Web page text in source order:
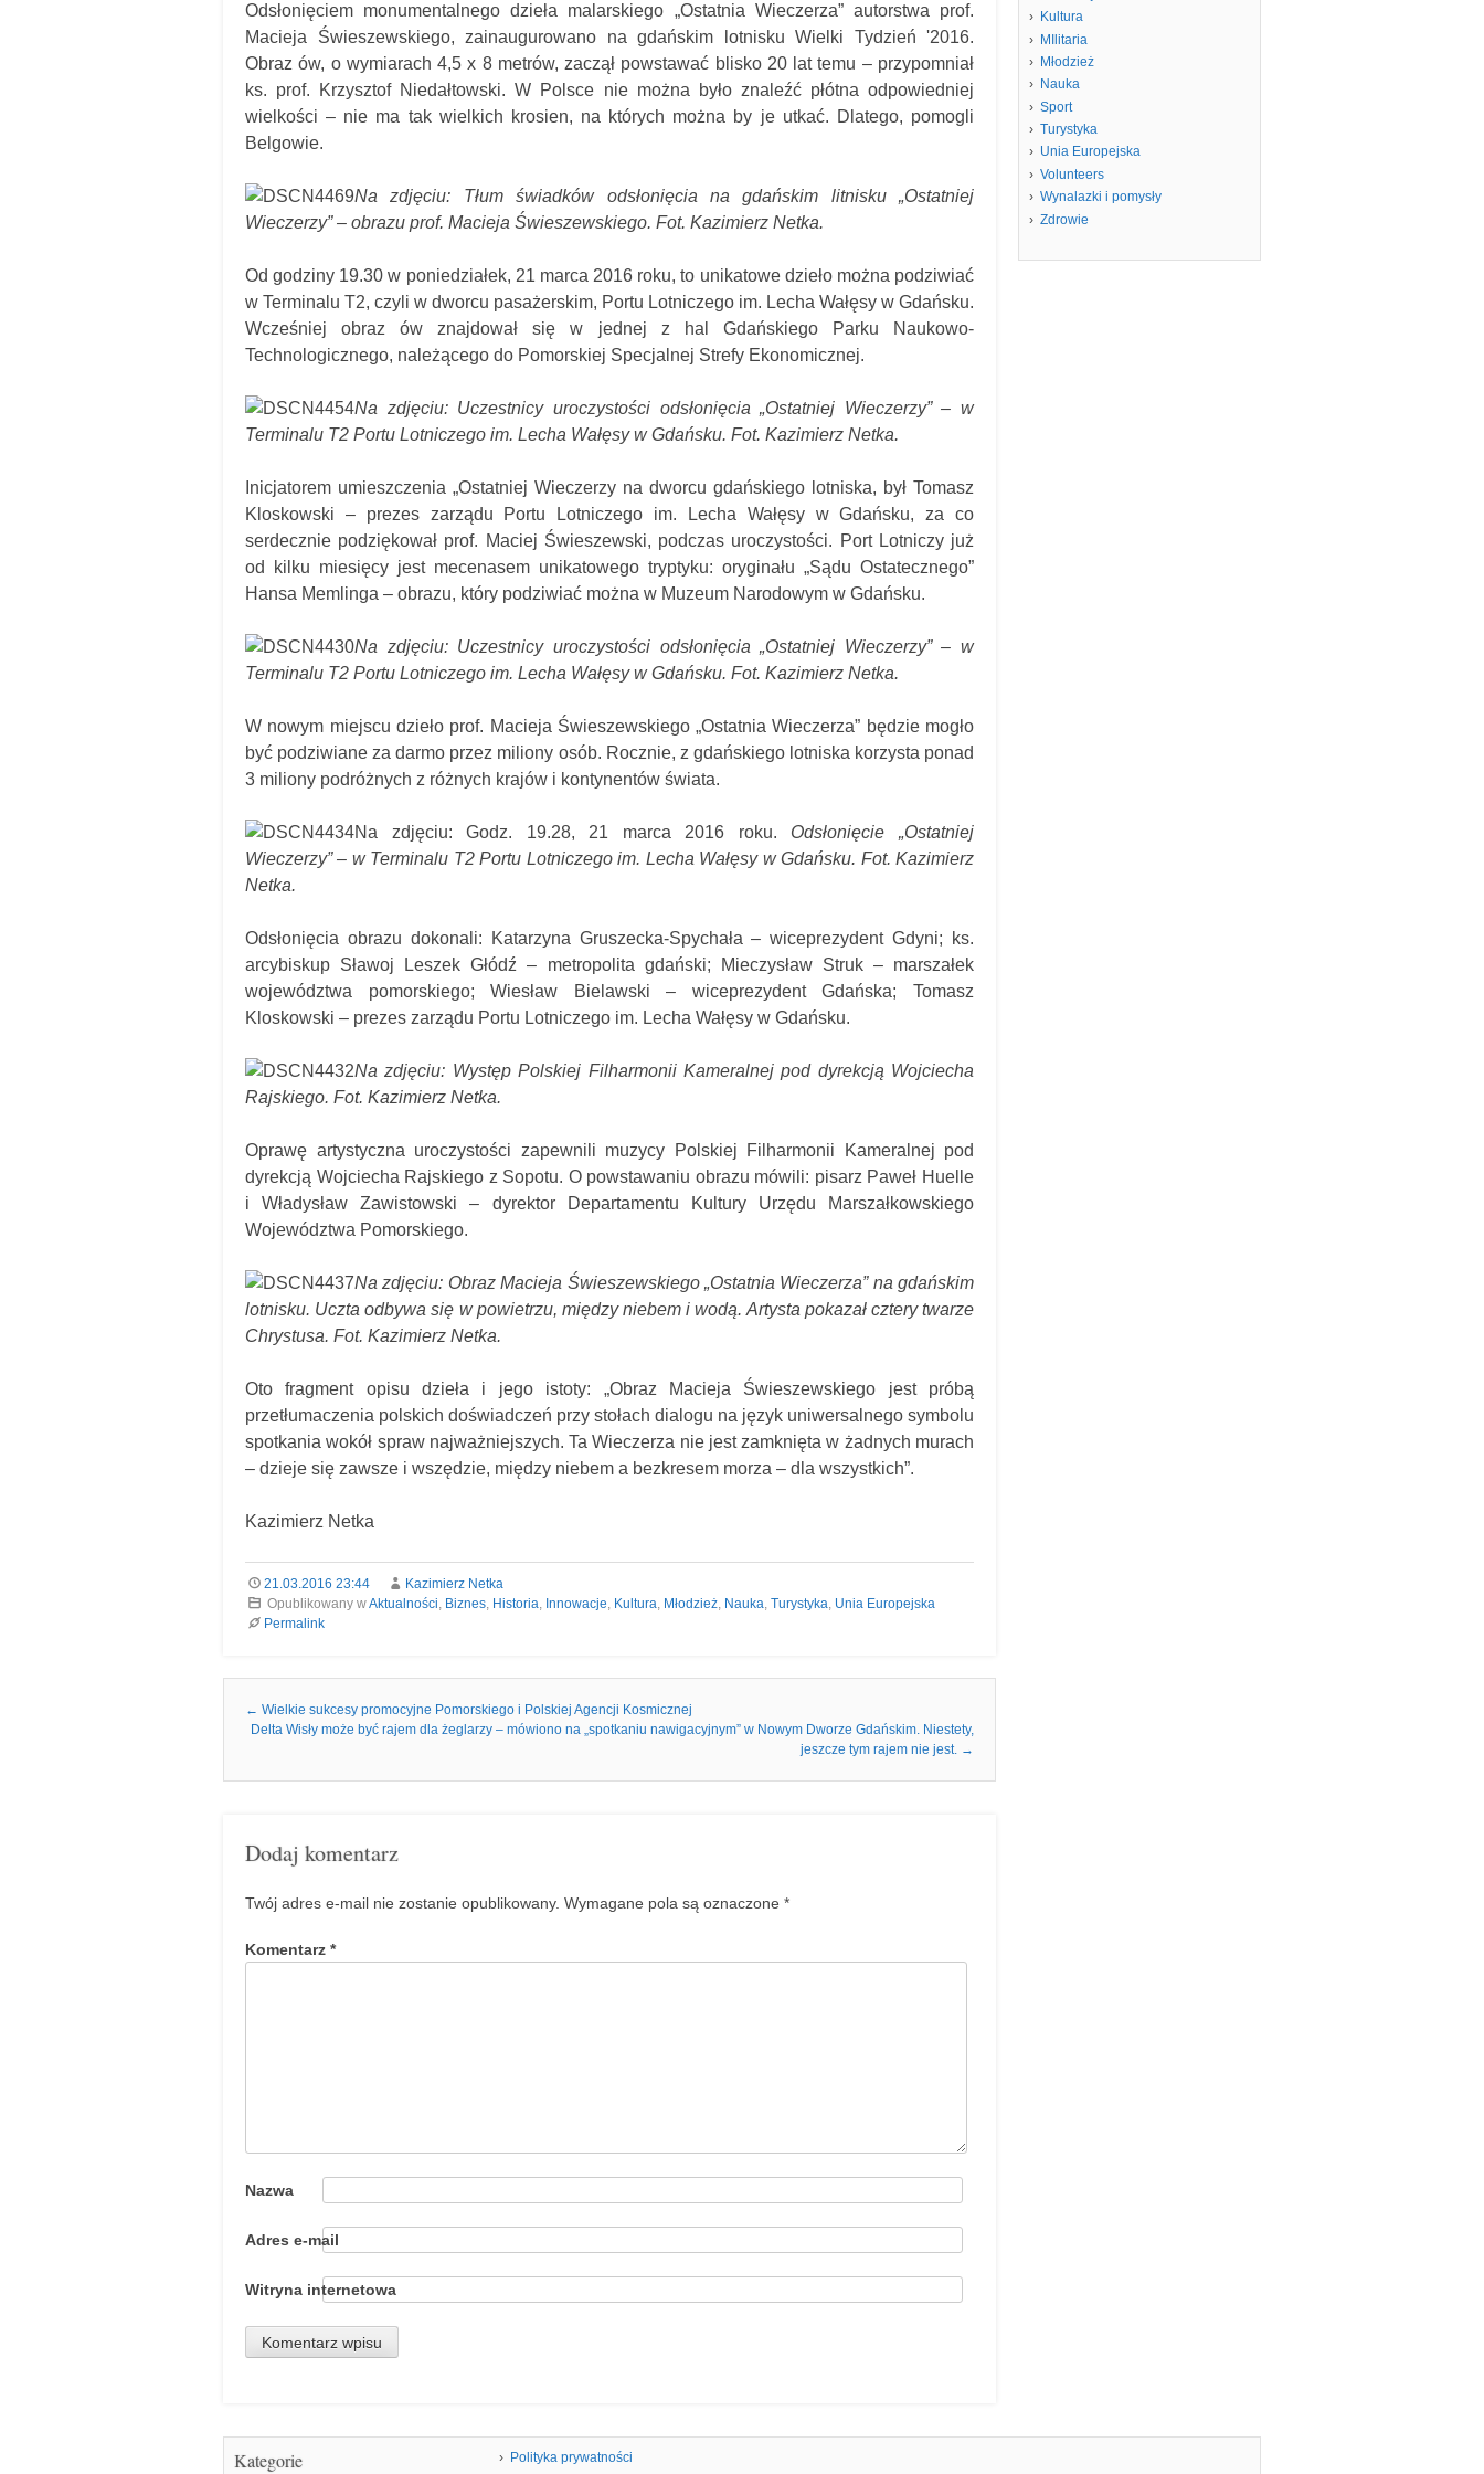
Odsłonięciem monumentalnego dzieła malarskiego „Ostatnia Wieczerza” autorstwa prof.
Macieja Świeszewskiego, zainaugurowano na gdańskim lotnisku Wielki Tydzień '2016.
Obraz ów, o wymiarach 4,5 x 8 metrów, zaczął powstawać blisko 20 lat temu – przypomniał
ks. prof. Krzysztof Niedałtowski. W Polsce nie można było znaleźć płótna odpowiedniej
wielkości – nie ma tak wielkich krosien, na których można by je utkać. Dlatego, pomogli
Belgowie.
Na zdjęciu: Tłum świadków odsłonięcia na gdańskim litnisku „Ostatniej
Wieczerzy” – obrazu prof. Macieja Świeszewskiego. Fot. Kazimierz Netka.
Od godziny 19.30 w poniedziałek, 21 marca 2016 roku, to unikatowe dzieło można podziwiać
w Terminalu T2, czyli w dworcu pasażerskim, Portu Lotniczego im. Lecha Wałęsy w Gdańsku.
Wcześniej obraz ów znajdował się w jednej z hal Gdańskiego Parku Naukowo-
Technologicznego, należącego do Pomorskiej Specjalnej Strefy Ekonomicznej.
Na zdjęciu: Uczestnicy uroczystości odsłonięcia „Ostatniej Wieczerzy” – w
Terminalu T2 Portu Lotniczego im. Lecha Wałęsy w Gdańsku. Fot. Kazimierz Netka.
Inicjatorem umieszczenia „Ostatniej Wieczerzy na dworcu gdańskiego lotniska, był Tomasz
Kloskowski – prezes zarządu Portu Lotniczego im. Lecha Wałęsy w Gdańsku, za co
serdecznie podziękował prof. Maciej Świeszewski, podczas uroczystości. Port Lotniczy już
od kilku miesięcy jest mecenasem unikatowego tryptyku: oryginału „Sądu Ostatecznego”
Hansa Memlinga – obrazu, który podziwiać można w Muzeum Narodowym w Gdańsku.
Na zdjęciu: Uczestnicy uroczystości odsłonięcia „Ostatniej Wieczerzy” – w
Terminalu T2 Portu Lotniczego im. Lecha Wałęsy w Gdańsku. Fot. Kazimierz Netka.
W nowym miejscu dzieło prof. Macieja Świeszewskiego „Ostatnia Wieczerza” będzie mogło
być podziwiane za darmo przez miliony osób. Rocznie, z gdańskiego lotniska korzysta ponad
3 miliony podróżnych z różnych krajów i kontynentów świata.
Na zdjęciu: Godz. 19.28, 21 marca 2016 roku. Odsłonięcie „Ostatniej
Wieczerzy” – w Terminalu T2 Portu Lotniczego im. Lecha Wałęsy w Gdańsku. Fot. Kazimierz
Netka.
Odsłonięcia obrazu dokonali: Katarzyna Gruszecka-Spychała – wiceprezydent Gdyni; ks.
arcybiskup Sławoj Leszek Głódź – metropolita gdański; Mieczysław Struk – marszałek
województwa pomorskiego; Wiesław Bielawski – wiceprezydent Gdańska; Tomasz
Kloskowski – prezes zarządu Portu Lotniczego im. Lecha Wałęsy w Gdańsku.
Na zdjęciu: Występ Polskiej Filharmonii Kameralnej pod dyrekcją Wojciecha
Rajskiego. Fot. Kazimierz Netka.
Oprawę artystyczna uroczystości zapewnili muzycy Polskiej Filharmonii Kameralnej pod
dyrekcją Wojciecha Rajskiego z Sopotu. O powstawaniu obrazu mówili: pisarz Paweł Huelle
i Władysław Zawistowski – dyrektor Departamentu Kultury Urzędu Marszałkowskiego
Województwa Pomorskiego.
Na zdjęciu: Obraz Macieja Świeszewskiego „Ostatnia Wieczerza” na gdańskim
lotnisku. Uczta odbywa się w powietrzu, między niebem i wodą. Artysta pokazał cztery twarze
Chrystusa. Fot. Kazimierz Netka.
Oto fragment opisu dzieła i jego istoty: „Obraz Macieja Świeszewskiego jest próbą
przetłumaczenia polskich doświadczeń przy stołach dialogu na język uniwersalnego symbolu
spotkania wokół spraw najważniejszych. Ta Wieczerza nie jest zamknięta w żadnych murach
– dzieje się zawsze i wszędzie, między niebem a bezkresem morza – dla wszystkich”.
Kazimierz Netka
21.03.2016 23:44
Kazimierz Netka
Opublikowany wAktualności, Biznes, Historia, Innowacje, Kultura, Młodzież, Nauka, Turystyka, Unia Europejska
Permalink
Nawigacja we wpisach
← Wielkie sukcesy promocyjne Pomorskiego i Polskiej Agencji Kosmicznej
Delta Wisły może być rajem dla żeglarzy – mówiono na „spotkaniu nawigacyjnym” w Nowym Dworze Gdańskim. Niestety,
jeszcze tym rajem nie jest. →
Dodaj komentarz
Twój adres e-mail nie zostanie opublikowany. Wymagane pola są oznaczone *
Komentarz *
Nazwa
Adres e-mail
Witryna internetowa
Kultura
MIlitaria
Młodzież
Nauka
Sport
Turystyka
Unia Europejska
Volunteers
Wynalazki i pomysły
Zdrowie
Kategorie
Polityka prywatności